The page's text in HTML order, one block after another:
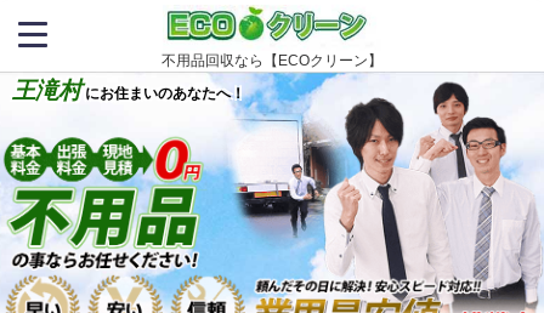
不用品回収なら【ECOクリーン】
王滝村 にお住まいのあなたへ！